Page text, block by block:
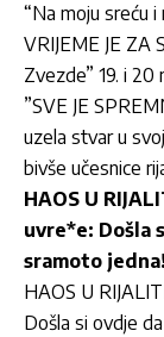
“Na moju sreću
VRIJEME JE ZA
Zvezde” 19. i 20
”SVE JE
uzela stvar u
bivše učesnice
HAOS U
uvre*e: Došla
sramoto jedna!
HAOS U
Došla si ovdje